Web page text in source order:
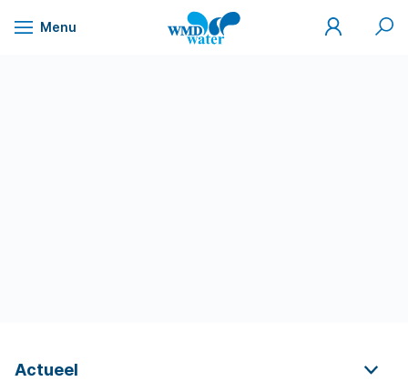
Naar
Menu
WMD
Drinkwater
Mijn
WMD
Zoek
Actueel